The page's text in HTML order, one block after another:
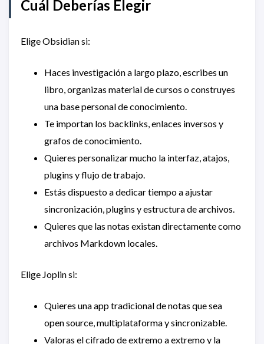
Cuál Deberías Elegir
Elige Obsidian si:
Haces investigación a largo plazo, escribes un
libro, organizas material de cursos o construyes
una base personal de conocimiento.
Te importan los backlinks, enlaces inversos y
grafos de conocimiento.
Quieres personalizar mucho la interfaz, atajos,
plugins y flujo de trabajo.
Estás dispuesto a dedicar tiempo a ajustar
sincronización, plugins y estructura de archivos.
Quieres que las notas existan directamente como
archivos Markdown locales.
Elige Joplin si:
Quieres una app tradicional de notas que sea
open source, multiplataforma y sincronizable.
Valoras el cifrado de extremo a extremo y la